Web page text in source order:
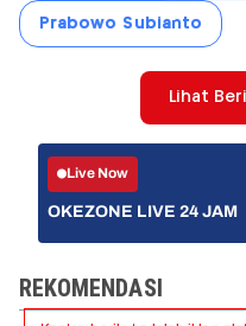
Prabowo Subianto
Lihat
Live Now
OKEZONE LIVE 24 JAM